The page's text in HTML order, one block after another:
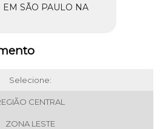
EM SÃO PAULO NA
Selecione:
CENTRAL
ZONA LESTE